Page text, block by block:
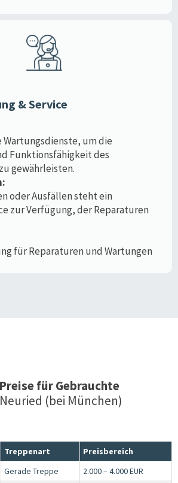
& Service
Wartungsdienste, um die
Funktionsfähigkeit des
gewährleisten.
oder Ausfällen steht ein
zur Verfügung, der Reparaturen
für Reparaturen und Wartungen
für Gebrauchte
Neuried (bei München)
Treppenart
Preisbereich
Gerade Treppe
2.000 – 4.000 EUR